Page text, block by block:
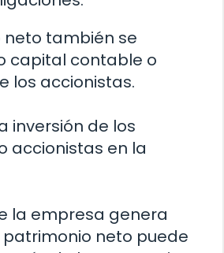
neto también se
capital contable o
los accionistas.
inversión de los
accionistas en la
la empresa genera
patrimonio neto puede